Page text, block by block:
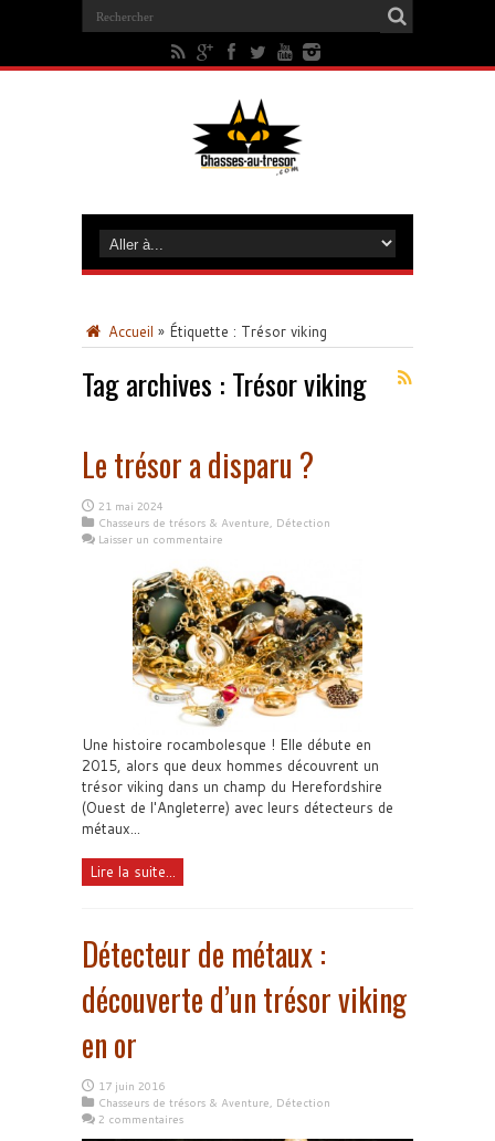
Accueil » Étiquette : Trésor viking
Tag archives : Trésor viking
Le trésor a disparu ?
21 mai 2024
Chasseurs de trésors & Aventure, Détection
Laisser un commentaire
Une histoire rocambolesque ! Elle débute en
2015, alors que deux hommes découvrent un
trésor viking dans un champ du Herefordshire
(Ouest de l'Angleterre) avec leurs détecteurs de
métaux...
Lire la suite...
Détecteur de métaux :
découverte d’un trésor viking
en or
17 juin 2016
Chasseurs de trésors & Aventure, Détection
2 commentaires